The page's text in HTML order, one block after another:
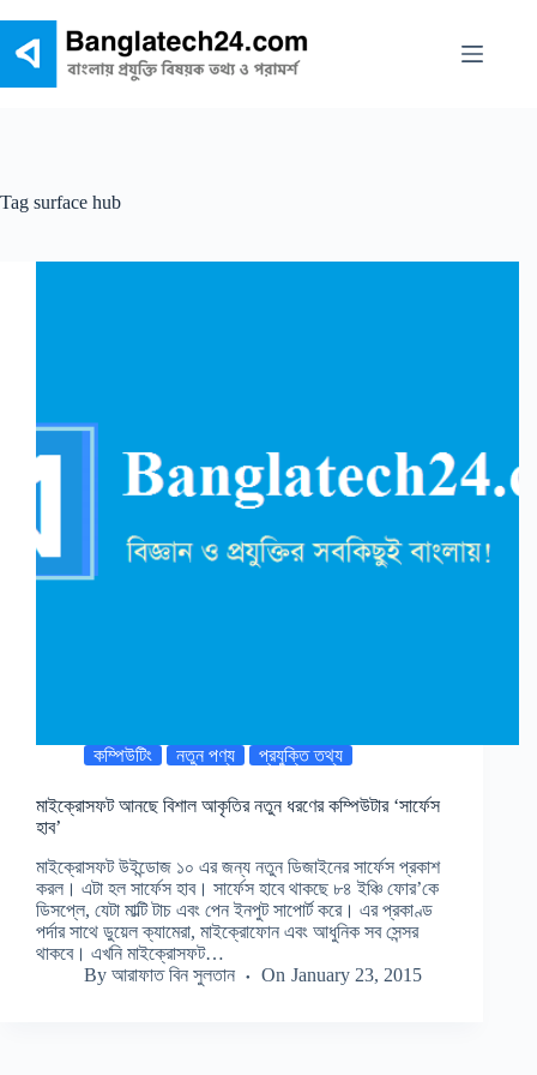
content
Tag surface hub
কম্পিউটিং নতুন পণ্য প্রযুক্তি তথ্য
মাইক্রোসফট আনছে বিশাল আকৃতির নতুন ধরণের কম্পিউটার ‘সার্ফেস
হাব’
মাইক্রোসফট উইন্ডোজ ১০ এর জন্য নতুন ডিজাইনের সার্ফেস প্রকাশ
করল। এটা হল সার্ফেস হাব। সার্ফেস হাবে থাকছে ৮৪ ইঞ্চি ফোর’কে
ডিসপ্লে, যেটা মাল্টি টাচ এবং পেন ইনপুট সাপোর্ট করে। এর প্রকাণ্ড
পর্দার সাথে ডুয়েল ক্যামেরা, মাইক্রোফোন এবং আধুনিক সব সেন্সর
থাকবে। এখনি মাইক্রোসফট…
By আরাফাত বিন সুলতান On January 23, 2015